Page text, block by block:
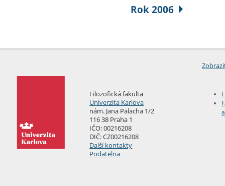
Rok 2006
Filozofická fakulta
Univerzita Karlova
nám. Jana Palacha 1/2
116 38 Praha 1
IČO: 00216208
DIČ: CZ00216208
Další kontakty
Podatelna